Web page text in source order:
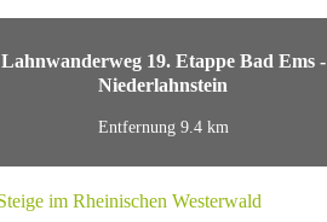
Lahnwanderweg 19. Etappe Bad Ems -
Niederlahnstein
Entfernung 9.4 km